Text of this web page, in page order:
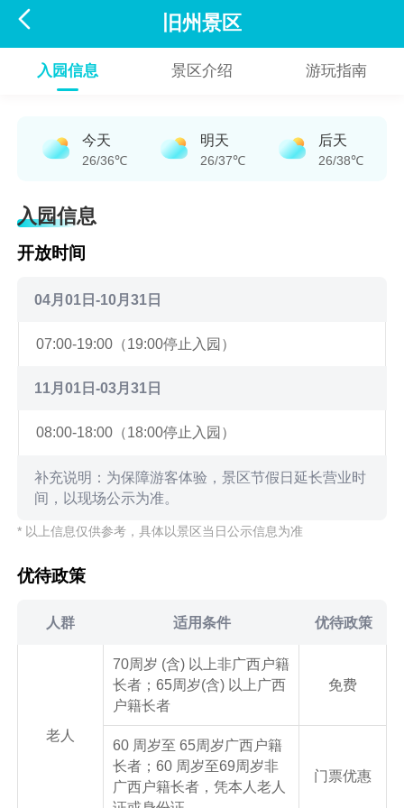
 旧州景区
入园信息 景区介绍 游玩指南
今天
26/36℃
明天
26/37℃
后天
26/38℃
入园信息
开放时间
04月01日-10月31日
07:00-19:00（19:00停止入园）
11月01日-03月31日
08:00-18:00（18:00停止入园）
补充说明：为保障游客体验，景区节假日延长营业时
间，以现场公示为准。
* 以上信息仅供参考，具体以景区当日公示信息为准
优待政策
人群 适用条件 优待政策
老人
70周岁 (含) 以上非广西户籍
长者；65周岁(含) 以上广西
户籍长者
免费
60 周岁至 65周岁广西户籍
长者；60 周岁至69周岁非
广西户籍长者，凭本人老人
门票优惠